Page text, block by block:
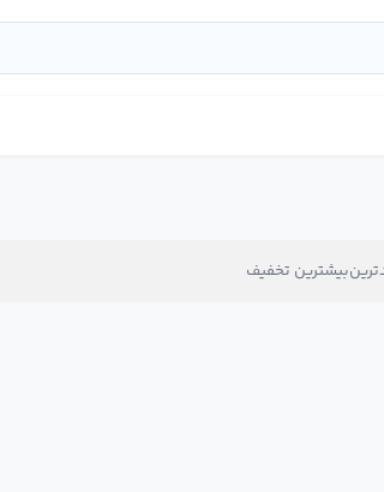
بیشترین تخفیف